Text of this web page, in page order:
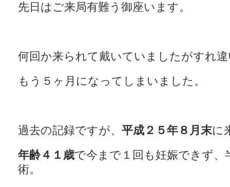
先日はご来局有難う御座います。
何回か来られて戴いていましたがすれ
もう５ヶ月になってしまいました。
過去の記録ですが、 平成２５年８月末に
年齢４１歳で今まで１回も妊娠できず、
術。